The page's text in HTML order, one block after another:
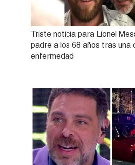
Triste noticia para Lionel
padre a los 68 años tras una
enfermedad